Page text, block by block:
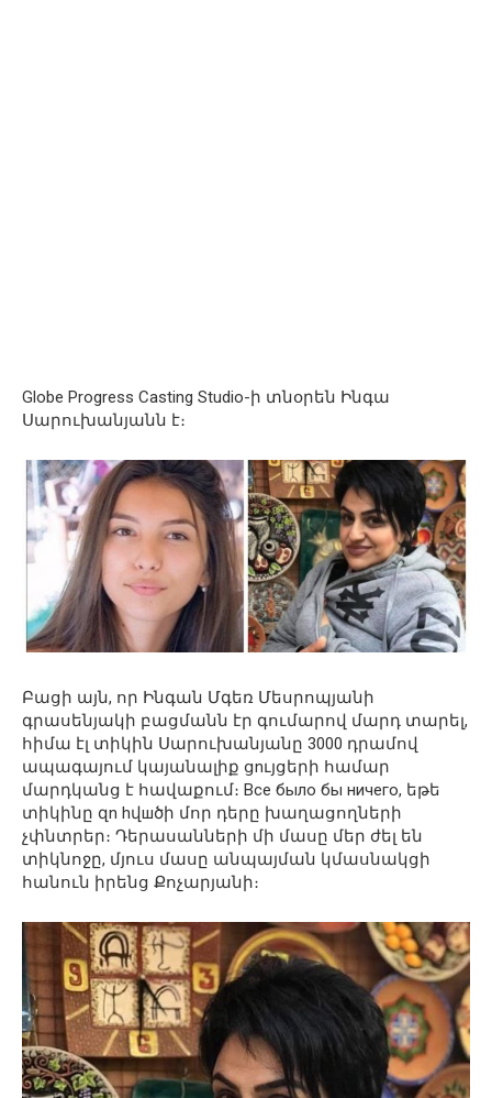
Globe Progress Casting Studio-ի տնօրեն Ինգա
Սարուխանյանն է։
Բացի այն, որ Ինգան Մգեռ Մեսրոպյանի
գրասենյակի բացմանն էր գումարով մարդ տարել,
հիմա էլ տիկին Սարուխանյանը 3000 դրամով
ապագայում կայանալիք ցnւյցերի համար
մարդկանց է հավաքում։ Все было бы ничего, եթե
տիկինը զn hվшծի մոր դերը խաղացողների
չփնտրեր։ Դերասանների մի մասը մեր ժել են
տիկնոջը, մյուս մասը անպայման կմասնակցի
հանուն իրենց Քոչարյանի։